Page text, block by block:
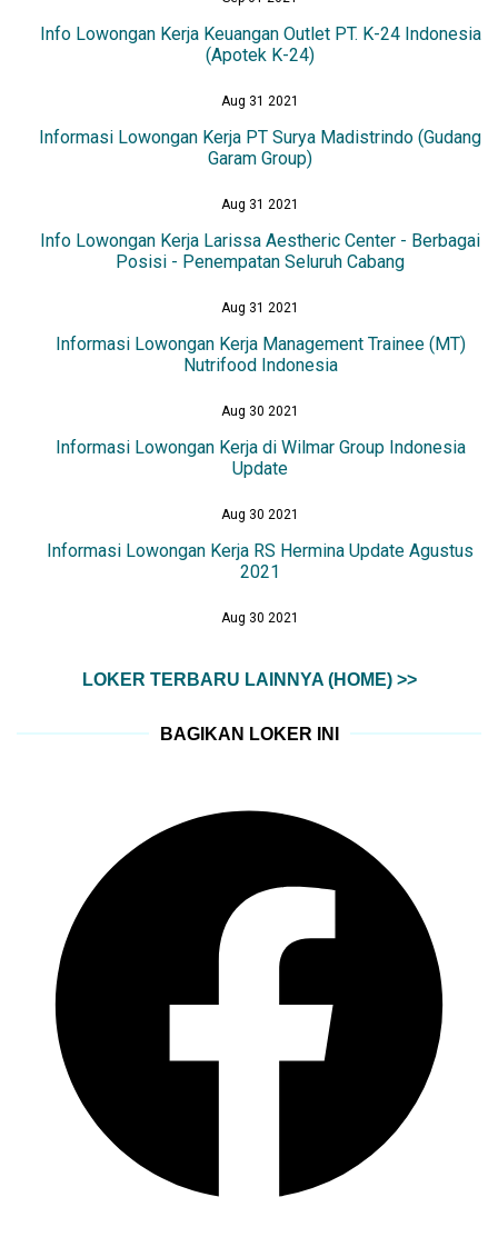
Info Lowongan Kerja Keuangan Outlet PT. K-24 Indonesia
(Apotek K-24)
Aug 31 2021
Informasi Lowongan Kerja PT Surya Madistrindo (Gudang
Garam Group)
Aug 31 2021
Info Lowongan Kerja Larissa Aestheric Center - Berbagai
Posisi - Penempatan Seluruh Cabang
Aug 31 2021
Informasi Lowongan Kerja Management Trainee (MT)
Nutrifood Indonesia
Aug 30 2021
Informasi Lowongan Kerja di Wilmar Group Indonesia
Update
Aug 30 2021
Informasi Lowongan Kerja RS Hermina Update Agustus
2021
Aug 30 2021
LOKER TERBARU LAINNYA (HOME) >>
BAGIKAN LOKER INI